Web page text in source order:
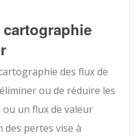
des flux de
ou de réduire les
un flux de valeur
des pertes vise à